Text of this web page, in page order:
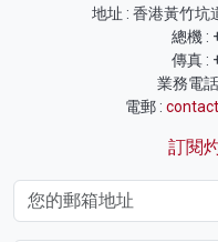
地址 : 香港黃竹坑
總機 :
傳真 :
業務電
電郵 :
訂閱